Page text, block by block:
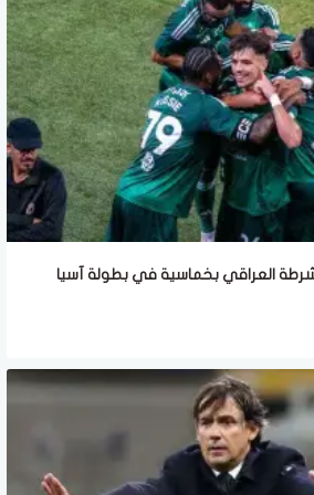
العراقي بخماسية في بطولة آسيا